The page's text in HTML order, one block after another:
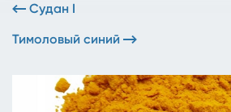
Судан I
Тимоловый синий